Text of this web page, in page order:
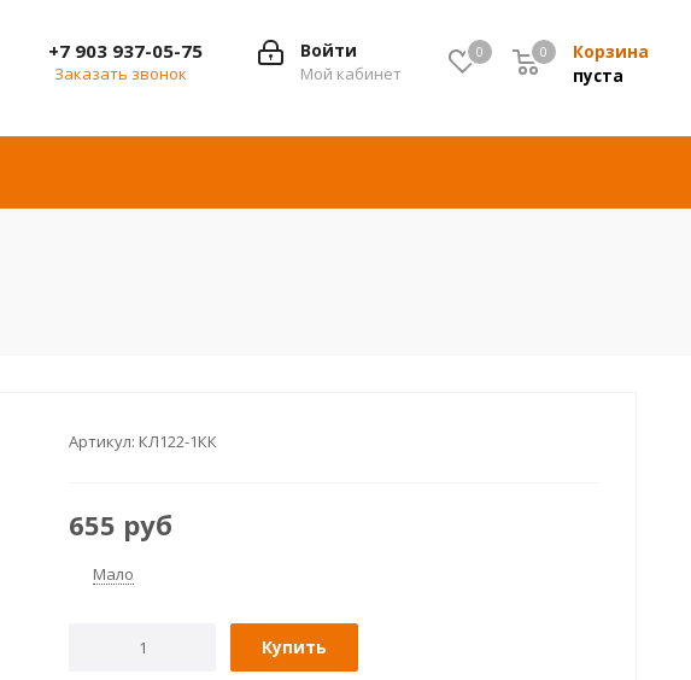
0 Корзина
0
пуста
0
Войти
Мой кабинет
+7 903 937-05-75
Заказать звонок
Артикул: КЛ122-1КК
655 руб
Мало
Купить